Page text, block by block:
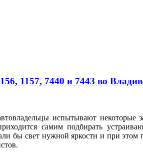
1157, 7440 и 7443 во
испытывают некоторые
самим подбирать
бы свет нужной яркости и при